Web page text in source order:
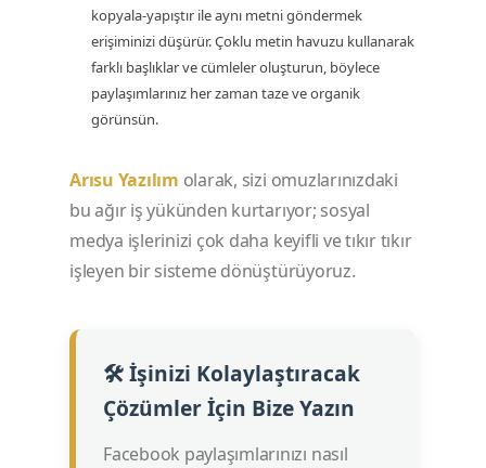
kopyala-yapıştır ile aynı metni göndermek
erişiminizi düşürür. Çoklu metin havuzu kullanarak
farklı başlıklar ve cümleler oluşturun, böylece
paylaşımlarınız her zaman taze ve organik
görünsün.
Arısu Yazılım olarak, sizi omuzlarınızdaki
bu ağır iş yükünden kurtarıyor; sosyal
medya işlerinizi çok daha keyifli ve tıkır tıkır
işleyen bir sisteme dönüştürüyoruz.
🛠️ İşinizi Kolaylaştıracak
Çözümler İçin Bize Yazın
Facebook paylaşımlarınızı nasıl